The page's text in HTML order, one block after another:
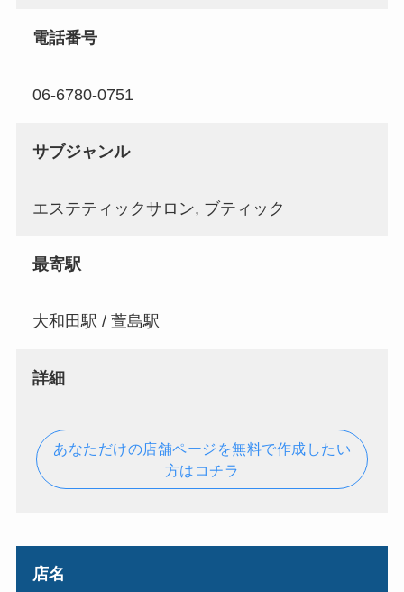
電話番号
06-6780-0751
サブジャンル
エステティックサロン, ブティック
最寄駅
大和田駅 / 萱島駅
詳細
あなただけの店舗ページを無料で作成したい
方はコチラ
店名